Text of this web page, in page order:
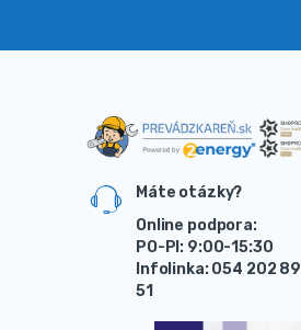
Máte otázky?
Online podpora:
PO-PI: 9:00-15:30
Infolinka: 054 202 89
51